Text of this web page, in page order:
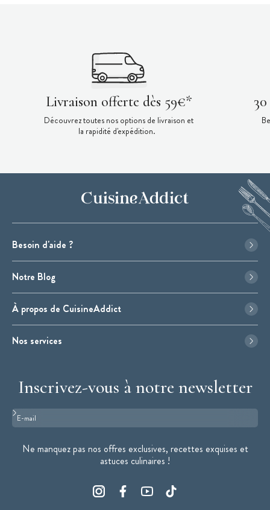
Livraison offerte dès 59€*
Découvrez toutes nos options de livraison et
la rapidité d'expédition.
Besoin d'aide ?
Notre Blog
À propos de CuisineAddict
Nos services
Inscrivez-vous à notre newsletter
Format : adresse@email.com
Ne manquez pas nos offres exclusives, recettes exquises et
astuces culinaires !